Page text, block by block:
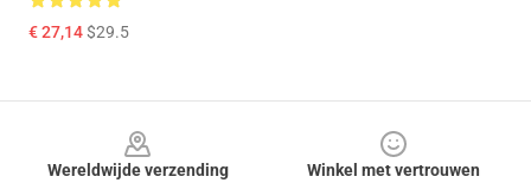
€ 27,14$29.5
Wereldwijde verzending
Winkel met vertrouwen